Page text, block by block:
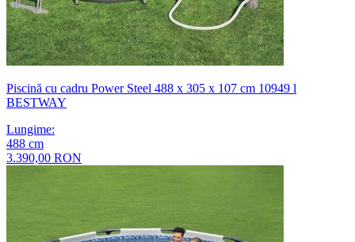
Piscină cu cadru Power Steel 488 x 305 x 107 cm 10949 l
BESTWAY
Lungime:
488 cm
3.390,00 RON